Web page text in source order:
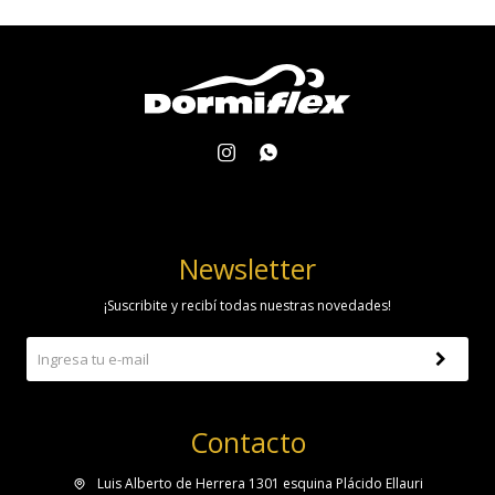
 
Contacto
Luis Alberto de Herrera 1301 esquina Plácido Ellauri
Newsletter
¡Suscribite y recibí todas nuestras novedades!